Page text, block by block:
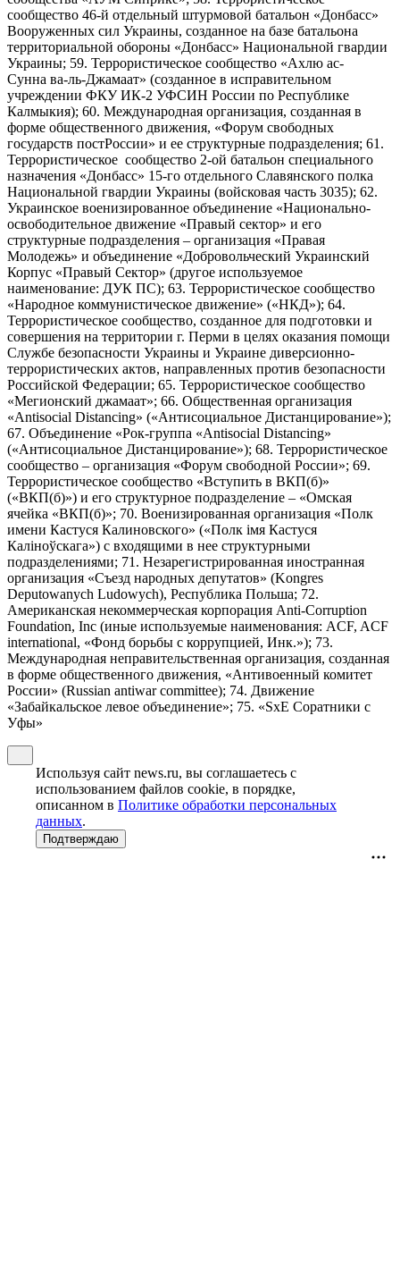
сообщество 46-й отдельный штурмовой батальон «Донбасс»
Вооруженных сил Украины, созданное на базе батальона
территориальной обороны «Донбасс» Национальной гвардии
Украины; 59. Террористическое сообщество «Ахлю ас-
Сунна ва-ль-Джамаат» (созданное в исправительном
учреждении ФКУ ИК-2 УФСИН России по Республике
Калмыкия); 60. Международная организация, созданная в
форме общественного движения, «Форум свободных
государств постРоссии» и ее структурные подразделения; 61.
Террористическое сообщество 2-ой батальон специального
назначения «Донбасс» 15-го отдельного Славянского полка
Национальной гвардии Украины (войсковая часть 3035); 62.
Украинское военизированное объединение «Национально-
освободительное движение «Правый сектор» и его
структурные подразделения – организация «Правая
Молодежь» и объединение «Добровольческий Украинский
Корпус «Правый Сектор» (другое используемое
наименование: ДУК ПС); 63. Террористическое сообщество
«Народное коммунистическое движение» («НКД»); 64.
Террористическое сообщество, созданное для подготовки и
совершения на территории г. Перми в целях оказания помощи
Службе безопасности Украины и Украине диверсионно-
террористических актов, направленных против безопасности
Российской Федерации; 65. Террористическое сообщество
«Мегионский джамаат»; 66. Общественная организация
«Antisocial Distancing» («Антисоциальное Дистанцирование»);
67. Объединение «Рок-группа «Antisocial Distancing»
(«Антисоциальное Дистанцирование»); 68. Террористическое
сообщество – организация «Форум свободной России»; 69.
Террористическое сообщество «Вступить в ВКП(б)»
(«ВКП(б)») и его структурное подразделение – «Омская
ячейка «ВКП(б)»; 70. Военизированная организация «Полк
имени Кастуся Калиновского» («Полк iмя Кастуся
Калiноўскага») с входящими в нее структурными
подразделениями; 71. Незарегистрированная иностранная
организация «Съезд народных депутатов» (Kongres
Deputowanych Ludowych), Республика Польша; 72.
Американская некоммерческая корпорация Anti-Corruption
Foundation, Inc (иные используемые наименования: ACF, ACF
international, «Фонд борьбы с коррупцией, Инк.»); 73.
Международная неправительственная организация, созданная
в форме общественного движения, «Антивоенный комитет
России» (Russian antiwar committee); 74. Движение
«Забайкальское левое объединение»; 75. «SxE Соратники с
Уфы»
Используя сайт news.ru, вы соглашаетесь с
использованием файлов cookie, в порядке,
описанном в Политике обработки персональных
данных.
Подтверждаю